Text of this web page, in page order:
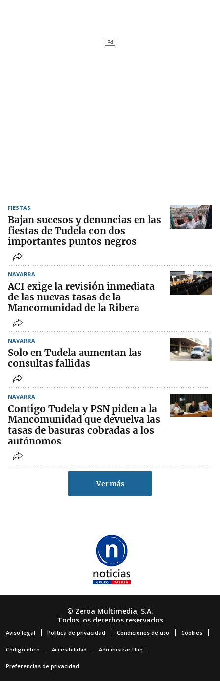
FIESTAS
Bajan sucesos y denuncias en las
fiestas de Tudela con dos
importantes puntos negros
NAVARRA
ACI exige la revisión inmediata
de las nuevas tasas de la
Mancomunidad de la Ribera
NAVARRA
Solo en Tudela aumentan las
consultas fallidas
NAVARRA
Contigo Tudela y PSN piden a la
Mancomunidad que devuelva las
tasas de basuras cobradas a los
autónomos
Ver más
© Zeroa Multimedia, S.A.
Todos los derechos reservados
Aviso legal Política de privacidad Condiciones de uso Cookies
Código ético Accesibilidad Administrar Utiq
Preferencias de privacidad